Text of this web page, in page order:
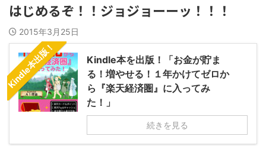
はじめるぞ！！ジョジョーーッ！！！
2015年3月25日
Kindle本出版！
Kindle本を出版！「お金が貯ま
る！増やせる！１年かけてゼロか
ら『楽天経済圏』に入ってみ
た！」
続きを見る